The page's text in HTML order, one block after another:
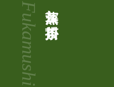
深蒸し掛川茶
Fukamushicha